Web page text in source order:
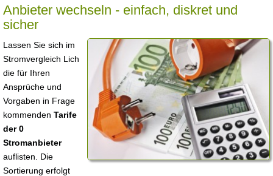
Anbieter wechseln - einfach, diskret und
sicher
Lassen Sie sich im
Stromvergleich Lich
die für Ihren
Ansprüche und
Vorgaben in Frage
kommenden Tarife
der 0
Stromanbieter
auflisten. Die
Sortierung erfolgt